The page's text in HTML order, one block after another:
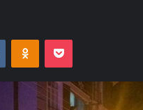
VKontakteOdnoklassniki
Pocket